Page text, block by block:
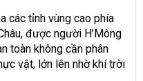
các tỉnh vùng cao phía
được người H’Mông
toàn không cần phân
vật, lớn lên nhờ khí trời